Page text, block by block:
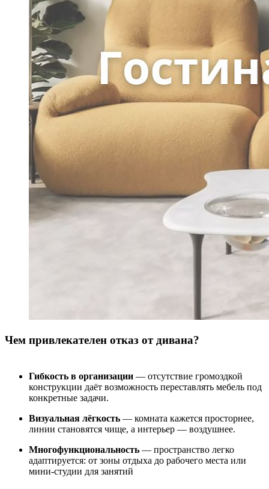
Чем привлекателен отказ от дивана?
Гибкость в организации — отсутствие громоздкой
конструкции даёт возможность переставлять мебель под
конкретные задачи.
Визуальная лёгкость — комната кажется просторнее,
линии становятся чище, а интерьер — воздушнее.
Многофункциональность — пространство легко
адаптируется: от зоны отдыха до рабочего места или
мини-студии для занятий